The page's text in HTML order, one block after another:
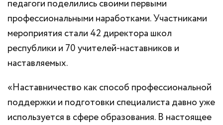
педагоги поделились своими первыми
профессиональными наработками. Участниками
мероприятия стали 42 директора школ
республики и 70 учителей-наставников и
наставляемых.
«Наставничество как способ профессиональной
поддержки и подготовки специалиста давно уже
используется в сфере образования. В настоящее